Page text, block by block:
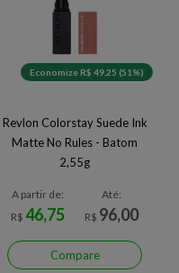
Economize R$ 49,25 (51%)
Revlon Colorstay Suede Ink
Matte No Rules - Batom
2,55g
A partir de:
R$46,75
Até:
R$ 96,00
Compare